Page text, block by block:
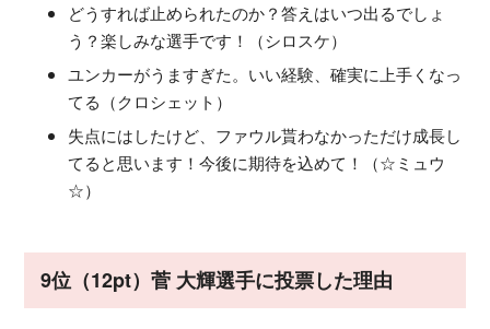
どうすれば止められたのか？答えはいつ出るでしょ
う？楽しみな選手です！（シロスケ）
ユンカーがうますぎた。いい経験、確実に上手くなっ
てる（クロシェット）
失点にはしたけど、ファウル貰わなかっただけ成長し
てると思います！今後に期待を込めて！（☆ミュウ
☆）
9位（12pt）菅 大輝選手に投票した理由